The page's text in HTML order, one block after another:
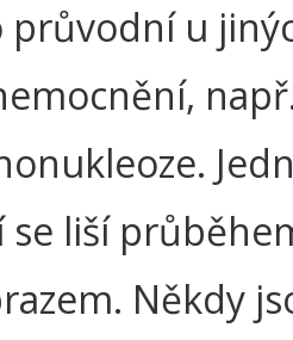
průvodní u
liší
Někdy